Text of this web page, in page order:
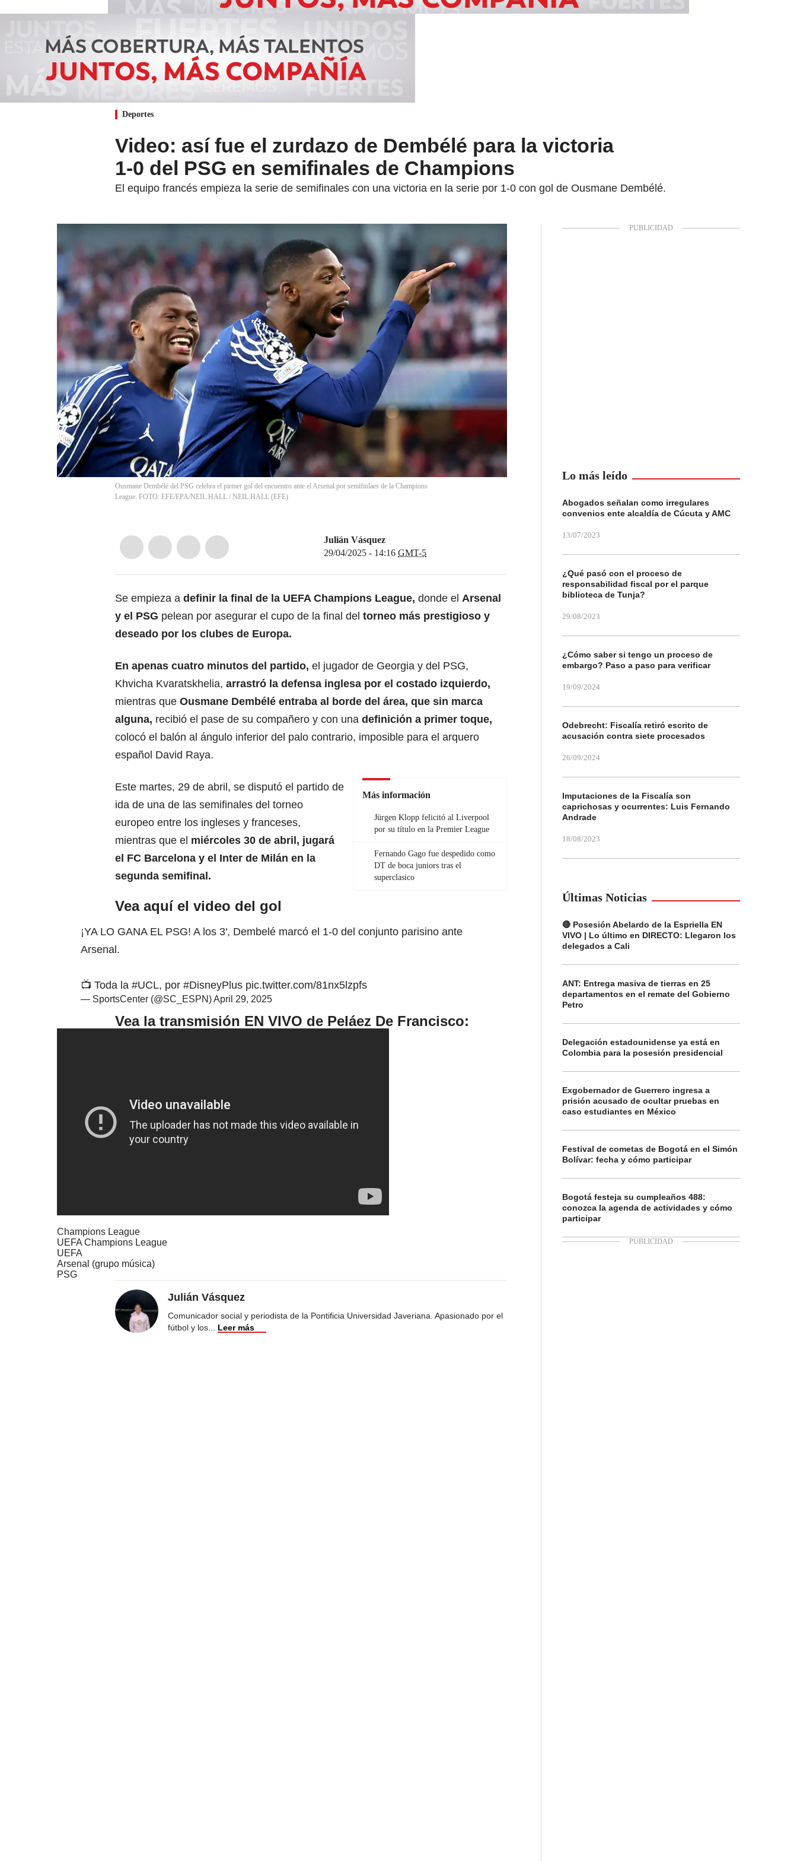
Deportes
Video: así fue el zurdazo de Dembélé para la victoria
1-0 del PSG en semifinales de Champions
El equipo francés empieza la serie de semifinales con una victoria en la serie por 1-0 con gol de Ousmane Dembélé.
Ousmane Dembélé del PSG celebra el pirmer gol del encuentro ante el Arsenal por semifinlaes de la Champions
League. FOTO: EFE/EPA/NEIL HALL / NEIL HALL (EFE)
Julián Vásquez
29/04/2025 - 14:16 GMT-5
Se empieza a definir la final de la UEFA Champions League, donde el Arsenal
y el PSG pelean por asegurar el cupo de la final del torneo más prestigioso y
deseado por los clubes de Europa.
En apenas cuatro minutos del partido, el jugador de Georgia y del PSG,
Khvicha Kvaratskhelia, arrastró la defensa inglesa por el costado izquierdo,
mientras que Ousmane Dembélé entraba al borde del área, que sin marca
alguna, recibió el pase de su compañero y con una definición a primer toque,
colocó el balón al ángulo inferior del palo contrario, imposible para el arquero
español David Raya.
Más información
Jürgen Klopp felicitó al Liverpool
por su título en la Premier League
Fernando Gago fue despedido como
DT de boca juniors tras el
superclasico
Este martes, 29 de abril, se disputó el partido de
ida de una de las semifinales del torneo
europeo entre los ingleses y franceses,
mientras que el miércoles 30 de abril, jugará
el FC Barcelona y el Inter de Milán en la
segunda semifinal.
Vea aquí el video del gol
¡YA LO GANA EL PSG! A los 3', Dembelé marcó el 1-0 del conjunto parisino ante
Arsenal.
📺 Toda la #UCL, por #DisneyPlus pic.twitter.com/81nx5lzpfs
— SportsCenter (@SC_ESPN)April 29, 2025
Vea la transmisión EN VIVO de Peláez De Francisco:
Champions League
UEFA Champions League
UEFA
Arsenal (grupo música)
PSG
Julián Vásquez
Comunicador social y periodista de la Pontificia Universidad Javeriana. Apasionado por el
fútbol y los
Leer más
Lo más leído
Abogados señalan como irregulares
convenios ente alcaldía de Cúcuta y AMC
13/07/2023
¿Qué pasó con el proceso de
responsabilidad fiscal por el parque
biblioteca de Tunja?
29/08/2023
¿Cómo saber si tengo un proceso de
embargo? Paso a paso para verificar
19/09/2024
Odebrecht: Fiscalía retiró escrito de
acusación contra siete procesados
26/09/2024
Imputaciones de la Fiscalía son
caprichosas y ocurrentes: Luis Fernando
Andrade
18/08/2023
Últimas Noticias
🔴 Posesión Abelardo de la Espriella EN
VIVO | Lo último en DIRECTO: Llegaron los
delegados a Cali
ANT: Entrega masiva de tierras en 25
departamentos en el remate del Gobierno
Petro
Delegación estadounidense ya está en
Colombia para la posesión presidencial
Exgobernador de Guerrero ingresa a
prisión acusado de ocultar pruebas en
caso estudiantes en México
Festival de cometas de Bogotá en el Simón
Bolívar: fecha y cómo participar
Bogotá festeja su cumpleaños 488:
conozca la agenda de actividades y cómo
participar